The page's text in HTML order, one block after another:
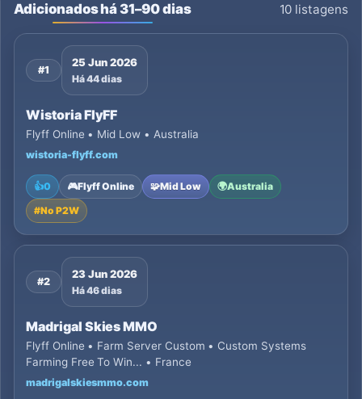
Adicionados há 31–90 dias 10 listagens
#1
25 Jun 2026
Há 44 dias
Wistoria FlyFF
Flyff Online • Mid Low • Australia
wistoria-flyff.com
👍0 🎮Flyff Online 🧩Mid Low 🌍Australia
#No P2W
#2
23 Jun 2026
Há 46 dias
Madrigal Skies MMO
Flyff Online • Farm Server Custom • Custom Systems
Farming Free To Win... • France
madrigalskiesmmo.com